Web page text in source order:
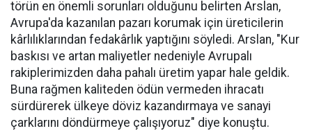
törün en önemli sorunları oldu­ğunu belirten Arslan,
Avrupa'da kazanılan pazarı korumak için üreticilerin
kârlılıklarından fe­dakârlık yaptığını söyledi. Arslan, "Kur
baskısı ve artan maliyetler nedeniyle Avrupalı
rakiplerimiz­den daha pahalı üretim yapar ha­le geldik.
Buna rağmen kaliteden ödün vermeden ihracatı
sürdüre­rek ülkeye döviz kazandırmaya ve sanayi
çarklarını döndürmeye ça­lışıyoruz" diye konuştu.